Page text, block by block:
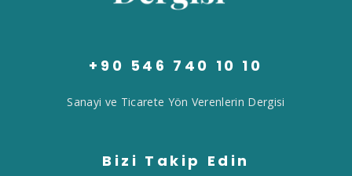
+90 546 740 10 10
Sanayi ve Ticarete Yön Verenlerin Dergisi
Bizi Takip Edin